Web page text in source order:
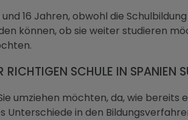
16 Jahren, obwohl die
können, ob sie weiter studieren
SCHULE IN SPANIEN
umziehen möchten, da, wie
in den